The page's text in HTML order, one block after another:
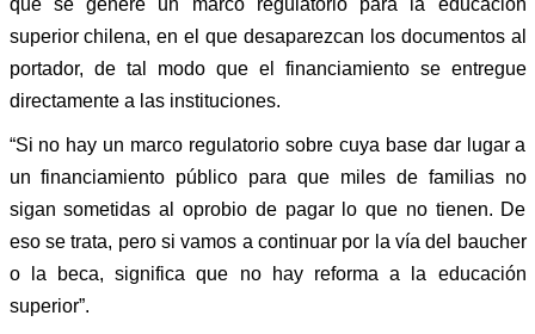
superior chilena, en el que desaparezcan los documentos al
portador, de tal modo que el financiamiento se entregue
directamente a las instituciones.
“Si no hay un marco regulatorio sobre cuya base dar lugar a
un financiamiento público para que miles de familias no
sigan sometidas al oprobio de pagar lo que no tienen. De
eso se trata, pero si vamos a continuar por la vía del baucher
o la beca, significa que no hay reforma a la educación
superior”.